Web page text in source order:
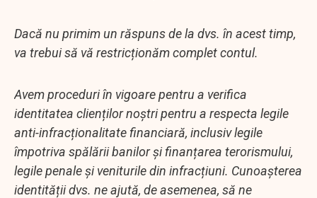
Dacă nu primim un răspuns de la dvs. în acest timp,
va trebui să vă restricționăm complet contul.
Avem proceduri în vigoare pentru a verifica
identitatea clienților noștri pentru a respecta legile
anti-infracționalitate financiară, inclusiv legile
împotriva spălării banilor și finanțarea terorismului,
legile penale și veniturile din infracțiuni. Cunoașterea
identității dvs. ne ajută, de asemenea, să ne